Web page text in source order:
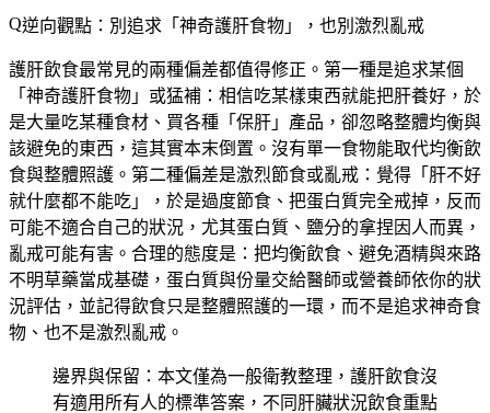
逆向觀點：別追求「神奇護肝食物」，也別激烈亂戒
護肝飲食最常見的兩種偏差都值得修正。第一種是追求某個
「神奇護肝食物」或猛補 ：相信吃某樣東西就能把肝養好，於
是大量吃某種食材、買各種「保肝」產品，卻忽略整體均衡與
該避免的東西，這其實本末倒置。沒有單一食物能取代均衡飲
食與整體照護。第二種偏差是激烈節食或亂戒 ：覺得「肝不好
就什麼都不能吃」，於是過度節食、把蛋白質完全戒掉，反而
可能不適合自己的狀況，尤其蛋白質、鹽分的拿捏因人而異，
亂戒可能有害。合理的態度是：把均衡飲食、避免酒精與來路
不明草藥當成基礎，蛋白質與份量交給醫師或營養師依你的狀
況評估，並記得飲食只是整體照護的一環，而不是追求神奇食
物、也不是激烈亂戒。
邊界與保留：本文僅為一般衛教整理，護肝飲食沒
有適用所有人的標準答案，不同肝臟狀況飲食重點